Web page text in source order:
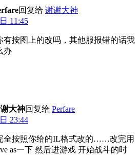
回复给 谢谢大神
11:45
有按图上的改吗，其他服报错的话我
办
大神回复给 Perfare
23:44
全按照你给的IL格式改的……改完用
as一下 然后进游戏 开始战斗的时